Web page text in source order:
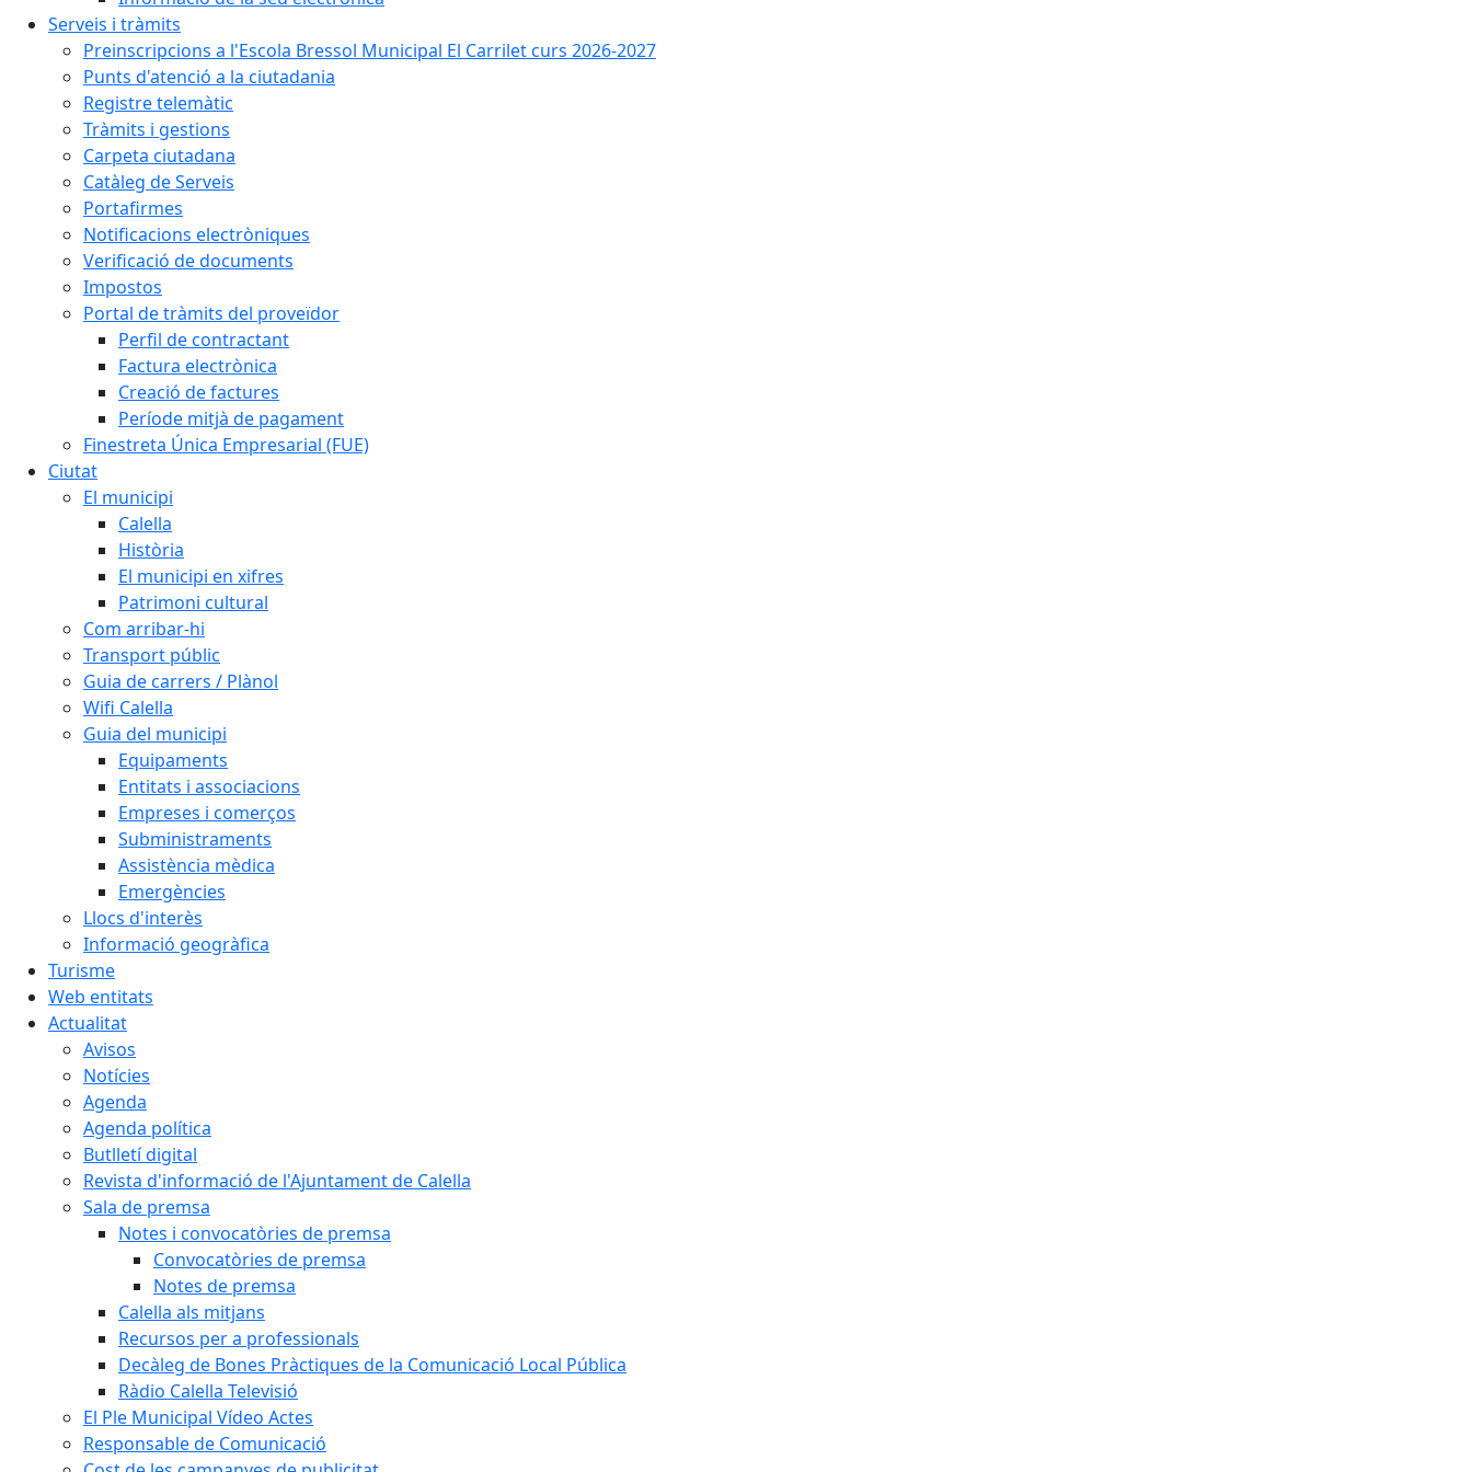
Serveis i tràmits
Preinscripcions a l'Escola Bressol Municipal El Carrilet curs 2026-2027
Punts d'atenció a la ciutadania
Registre telemàtic
Tràmits i gestions
Carpeta ciutadana
Catàleg de Serveis
Portafirmes
Notificacions electròniques
Verificació de documents
Impostos
Portal de tràmits del proveïdor
Perfil de contractant
Factura electrònica
Creació de factures
Període mitjà de pagament
Finestreta Única Empresarial (FUE)
Ciutat
El municipi
Calella
Història
El municipi en xifres
Patrimoni cultural
Com arribar-hi
Transport públic
Guia de carrers / Plànol
Wifi Calella
Guia del municipi
Equipaments
Entitats i associacions
Empreses i comerços
Subministraments
Assistència mèdica
Emergències
Llocs d'interès
Informació geogràfica
Turisme
Web entitats
Actualitat
Avisos
Notícies
Agenda
Agenda política
Butlletí digital
Revista d'informació de l'Ajuntament de Calella
Sala de premsa
Notes i convocatòries de premsa
Convocatòries de premsa
Notes de premsa
Calella als mitjans
Recursos per a professionals
Decàleg de Bones Pràctiques de la Comunicació Local Pública
Ràdio Calella Televisió
El Ple Municipal Vídeo Actes
Responsable de Comunicació